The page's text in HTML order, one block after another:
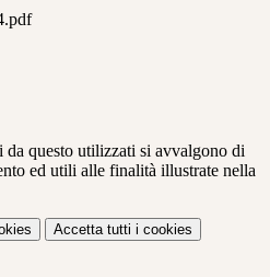
questo utilizzati si avvalgono di
ed utili alle finalità illustrate nella
Accetta tutti i cookies